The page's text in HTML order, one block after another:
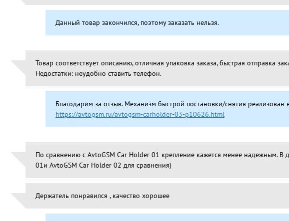
Данный товар закончился, поэтому заказать нельзя.
Товар соответствует описанию, отличная упаковка заказа, быстрая отправка
Недостатки: неудобно ставить телефон.
Благодарим за отзыв. Механизм быстрой постановки/снятия
https://avtogsm.ru/avtogsm-carholder-03-p10626.html
По сравнению с AvtoGSM Car Holder 01 крепление кажется менее надежным. В
01и AvtoGSM Car Holder 02 для сравнения)
Держатель понравился , качество хорошее